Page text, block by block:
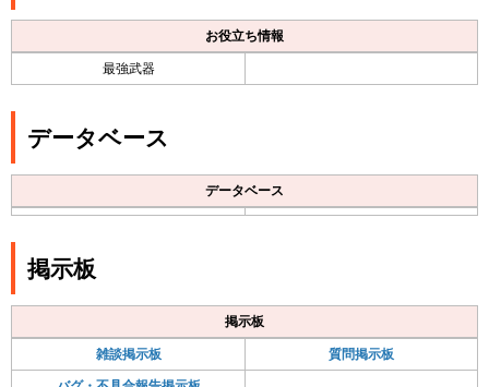
お役立ち情報
最強武器
データベース
データベース
掲示板
掲示板
雑談掲示板
質問掲示板